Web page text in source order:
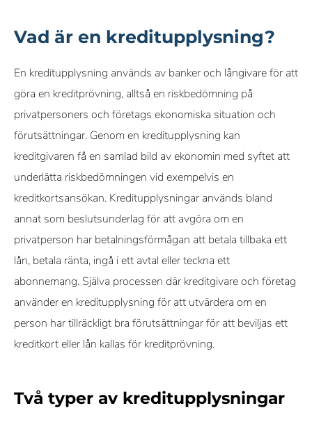
Vad är en kreditupplysning?
En kreditupplysning används av banker och långivare för att
göra en kreditprövning, alltså en riskbedömning på
privatpersoners och företags ekonomiska situation och
förutsättningar. Genom en kreditupplysning kan
kreditgivaren få en samlad bild av ekonomin med syftet att
underlätta riskbedömningen vid exempelvis en
kreditkortsansökan. Kreditupplysningar används bland
annat som beslutsunderlag för att avgöra om en
privatperson har betalningsförmågan att betala tillbaka ett
lån, betala ränta, ingå i ett avtal eller teckna ett
abonnemang. Själva processen där kreditgivare och företag
använder en kreditupplysning för att utvärdera om en
person har tillräckligt bra förutsättningar för att beviljas ett
kreditkort eller lån kallas för kreditprövning.
Två typer av kreditupplysningar